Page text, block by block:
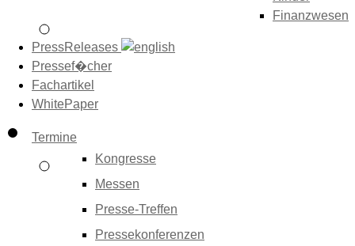
Finanzwesen
PressReleases
Pressef�cher
Fachartikel
WhitePaper
Termine
Kongresse
Messen
Presse-Treffen
Pressekonferenzen